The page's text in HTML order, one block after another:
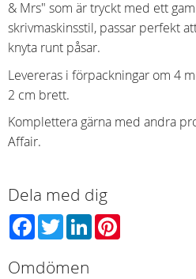
& Mrs" som är tryckt med ett
skrivmaskinsstil, passar perfekt
knyta runt påsar.
Levereras i förpackningar om 4
2 cm brett.
Komplettera gärna med andra
Affair.
Dela med dig
Facebook
TwitterLinkedIn
Omdömen